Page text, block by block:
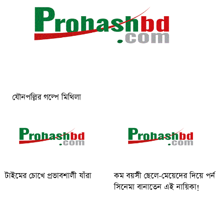
যৌনপল্লির গল্পে মিথিলা
টাইমের চোখে প্রভাবশালী যাঁরা
কম বয়সী ছেলে-মেয়েদের দিয়ে পর্ন
সিনেমা বানাতেন এই নায়িকা!